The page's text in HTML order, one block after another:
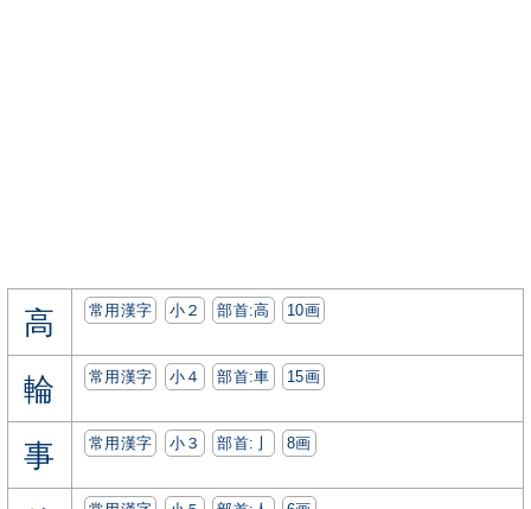
高 常用漢字 小２ 部首:⾼ 10画
輪 常用漢字 小４ 部首:⾞ 15画
事 常用漢字 小３ 部首:⼅ 8画